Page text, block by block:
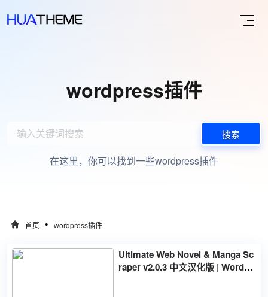
wordpress插件
搜索
在这里，你可以找到一些wordpress插件
首页 • wordpress插件
Ultimate Web Novel & Manga Sc
raper v2.0.3 中文汉化版 | WordPr